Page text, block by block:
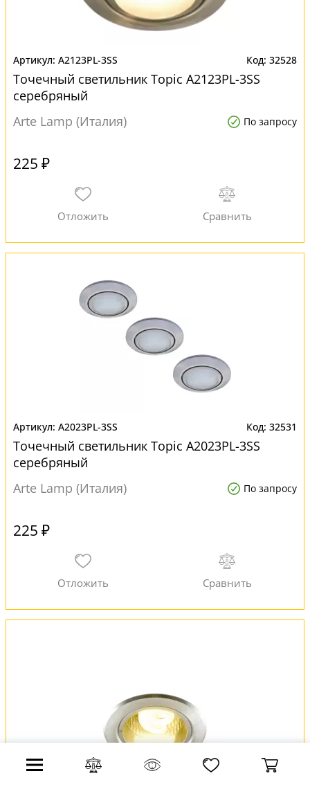
A2123PL-3SS 32528
Точечный светильник Topic A2123PL-3SS
серебряный
Arte Lamp (Италия)
По запросу
225 ₽
A2023PL-3SS 32531
Точечный светильник Topic A2023PL-3SS
серебряный
Arte Lamp (Италия)
По запросу
225 ₽